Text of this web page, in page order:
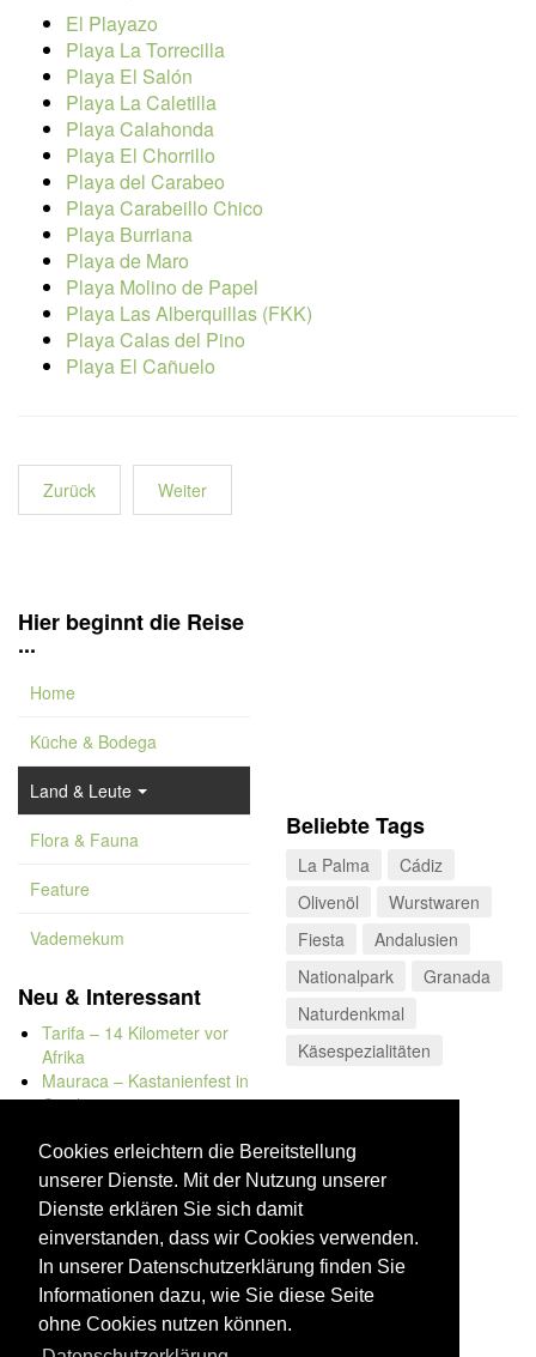
Cookies erleichtern die Bereitstellung
unserer Dienste. Mit der Nutzung unserer
Dienste erklären Sie sich damit
einverstanden, dass wir Cookies verwenden.
In unserer Datenschutzerklärung finden Sie
Informationen dazu, wie Sie diese Seite
ohne Cookies nutzen können.
El Playazo
Playa La Torrecilla
Playa El Salón
Playa La Caletilla
Playa Calahonda
Playa El Chorrillo
Playa del Carabeo
Playa Carabeillo Chico
Playa Burriana
Playa de Maro
Playa Molino de Papel
Playa Las Alberquillas (FKK)
Playa Calas del Pino
Playa El Cañuelo
Zurück Weiter
Hier beginnt die Reise
...
Home
Küche & Bodega
Land & Leute
Flora & Fauna
Feature
Vademekum
Neu & Interessant
Tarifa – 14 Kilometer vor
Afrika
Mauraca – Kastanienfest in
Capileira
Bolonia
Kap Trafalgar
Düne von Bolonia
Beliebte Tags
La Palma
Cádiz
Olivenöl
Wurstwaren
Fiesta
Andalusien
Nationalpark
Granada
Naturdenkmal
Käsespezialitäten